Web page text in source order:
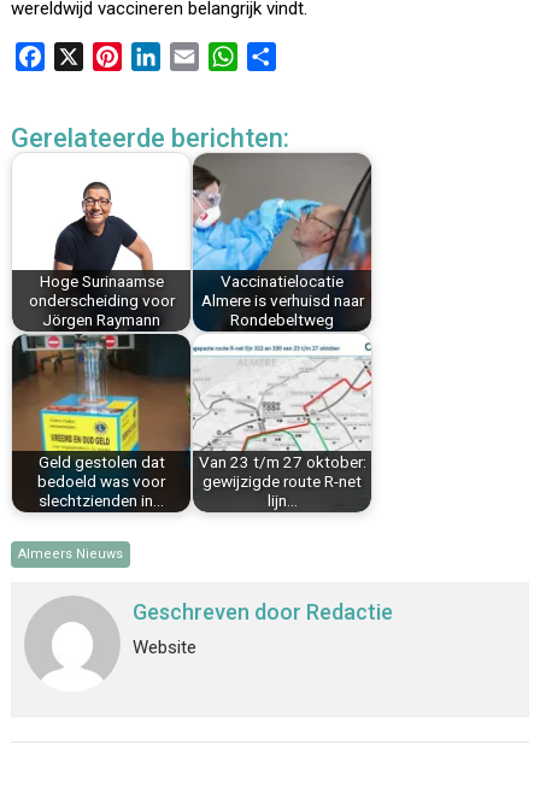
wereldwijd vaccineren belangrijk vindt.
e
k
t
e
s
t
k
i
l
W
t
p
p
e
Gerelateerde berichten:
Hoge Surinaamse
onderscheiding voor
Jörgen Raymann
Vaccinatielocatie
Almere is verhuisd naar
Rondebeltweg
Geld gestolen dat
bedoeld was voor
slechtzienden in…
Van 23 t/m 27 oktober:
gewijzigde route R-net
lijn…
Almeers Nieuws
Geschreven door Redactie
Website